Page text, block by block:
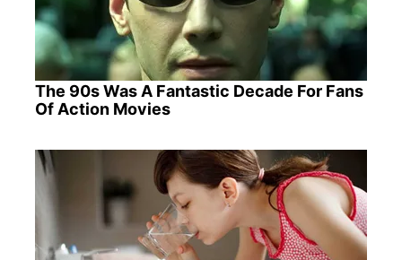
The 90s Was A Fantastic Decade For Fans
Of Action Movies